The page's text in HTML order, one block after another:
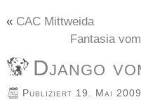
« CAC Mittweida
Fantasia
Django
Publiziert 19. Mai 2009